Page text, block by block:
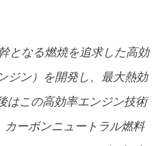
となる燃焼を追求した高効
ジン）を開発し、最大熱効
はこの高効率エンジン技術
カーボンニュートラル燃料